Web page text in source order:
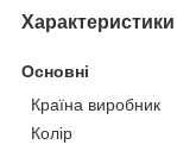
Характеристики
Основні
Країна виробник
Колір